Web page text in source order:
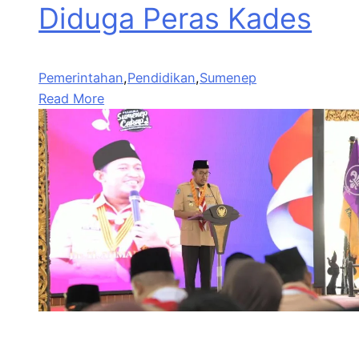
Diduga Peras Kades
Pemerintahan,Pendidikan,Sumenep
Read More